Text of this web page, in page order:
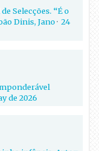
Selecções. “É o
Dinis, Jano·24
de 2026